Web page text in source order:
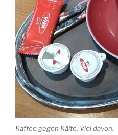
Kaffee gegen Kälte. Viel davon.